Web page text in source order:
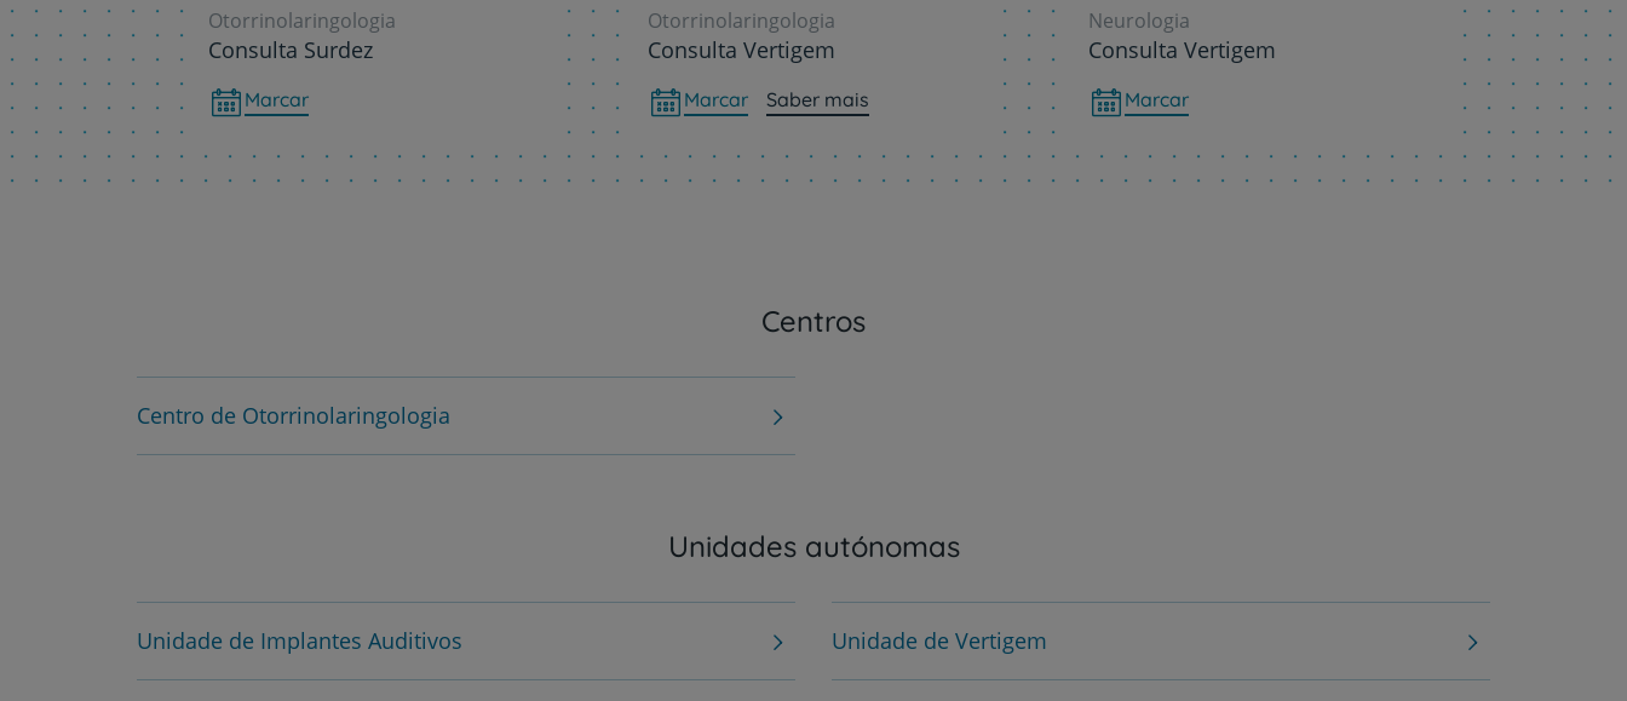
Otorrinolaringologia
Consulta Surdez
Marcar
Otorrinolaringologia
Consulta Vertigem
Marcar Saber mais
Neurologia
Consulta Vertigem
Marcar
Centros
Centro de Otorrinolaringologia
Unidades autónomas
Unidade de Implantes Auditivos Unidade de Vertigem